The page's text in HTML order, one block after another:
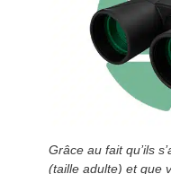
Grâce au fait qu’ils
(taille adulte) et que